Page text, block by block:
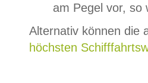
am Pegel vor,
Alternativ können die
höchsten